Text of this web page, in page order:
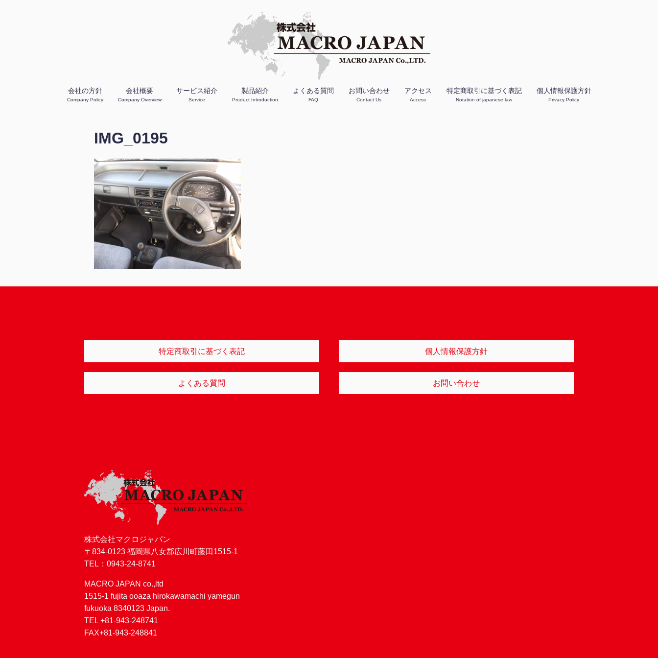
会社の方針
Company Policy
会社概要
Company Overview
サービス紹介
Service
製品紹介
Product Introduction
よくある質問
FAQ
お問い合わせ
Contact Us
アクセス
Access
特定商取引に基づく表記
Notation of japanese law
個人情報保護方針
Privacy Policy
IMG_0195
特定商取引に基づく表記 個人情報保護方針
よくある質問 お問い合わせ
株式会社マクロジャパン
〒834-0123 福岡県八女郡広川町藤田1515-1
TEL：0943-24-8741
MACRO JAPAN co.,ltd
1515-1 fujita ooaza hirokawamachi yamegun
fukuoka 8340123 Japan.
TEL +81-943-248741
FAX+81-943-248841